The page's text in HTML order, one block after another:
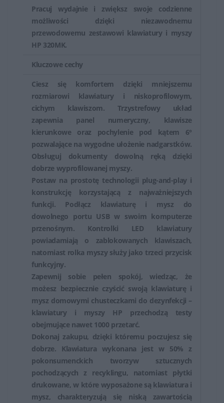
Wiele myszy i klawiatur HP oferuje bezprzewodowe
połączenie, co zapewnia swobodę użytkowania brak
kabli.
Klawiatury i myszy HP oferują użytkownikom wydajność,
wygodę i niekiedy dodatkowe funkcje, które umożliwiają
efektywną pracę zarówno w biurze, jak i w innych
miejscach pracy. Produkty te są często zintegrowane z
ekosystemem HP, co zapewnia lepszą kompatybilność i
współpracę z urządzeniami tej marki.
Pracuj wydajnie i zwiększ swoje codzienne
możliwości dzięki niezawodnemu
przewodowemu zestawowi klawiatury i myszy
HP 320MK.
Kluczowe cechy
Ciesz się komfortem dzięki mniejszemu
rozmiarowi klawiatury i niskoprofilowym,
cichym klawiszom. Trzystrefowy układ
zapewnia panel numeryczny, klawisze
kierunkowe oraz pochylenie pod kątem 6°
pozwalające na wygodne ułożenie nadgarstków.
Obsługuj dokumenty dowolną ręką dzięki
dobrze wyprofilowanej myszy.
Postaw na prostotę technologii plug-and-play i
konstrukcję korzystającą z najważniejszych
funkcji. Podłącz klawiaturę i mysz do
dowolnego portu USB w swoim komputerze
przenośnym. Kontrolki LED klawiatury
powiadamiają o zablokowanych klawiszach,
natomiast rolka myszy służy jako trzeci przycisk
funkcyjny.
Zapewnij sobie pełen spokój, wiedząc, że
możesz bezpiecznie czyścić swoją klawiaturę i
mysz domowymi chusteczkami do dezynfekcji –
klawiatury i myszy HP przechodzą testy
obejmujące nawet 1000 przetarć.
Dokonaj zakupu, dzięki któremu poczujesz się
dobrze. Klawiatura wykonana jest w 50% z
pokonsumenckich tworzyw sztucznych
pochodzących z recyklingu, natomiast płytki
drukowane, w które wyposażone są klawiatura i
mysz, charakteryzują się niską zawartością